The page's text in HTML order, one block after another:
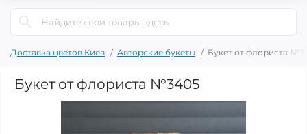
Доставка цветов Киев Авторские букеты Букет от флориста
Букет от флориста №3405